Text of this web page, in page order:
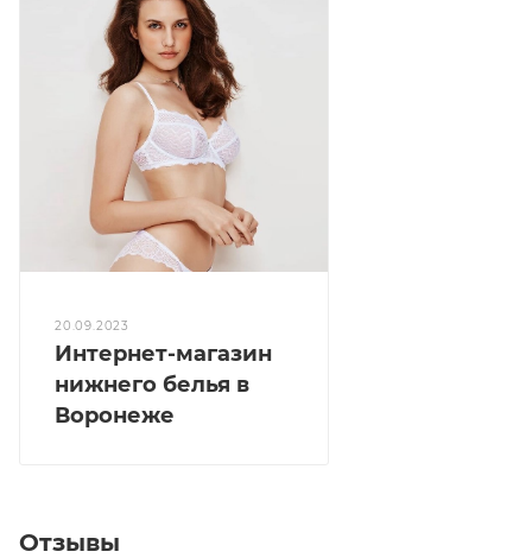
20.09.2023
Интернет-магазин
нижнего белья в
Воронеже
Отзывы